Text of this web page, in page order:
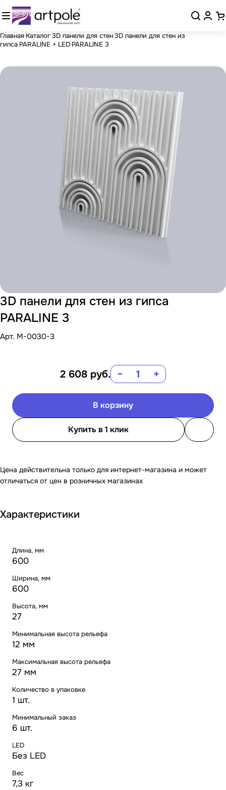
Главная Каталог3D панели для стен3D панели для стен из
гипса PARALINE + LED PARALINE 3
3D панели для стен из гипса
PARALINE 3
Арт. M-0030-3
2 608 руб. − +
В корзину
Купить в 1 клик
Цена действительна только для интернет-магазина и может
отличаться от цен в розничных магазинах
Характеристики
Длина, мм
600
Ширина, мм
600
Высота, мм
27
Минимальная высота рельефа
12 мм
Максимальная высота рельефа
27 мм
Количество в упаковке
1 шт.
Минимальный заказ
6 шт.
LED
Без LED
Вес
7,3 кг